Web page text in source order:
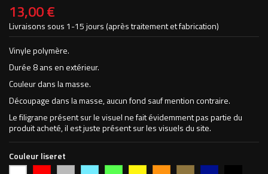
13,00 €
Livraisons sous 1-15 jours (après traitement et fabrication)
Vinyle polymère.
Durée 8 ans en extérieur.
Couleur dans la masse.
Découpage dans la masse, aucun fond sauf mention contraire.
Le filigrane présent sur le visuel ne fait évidemment pas partie du
produit acheté, il est juste présent sur les visuels du site.
Couleur liseret